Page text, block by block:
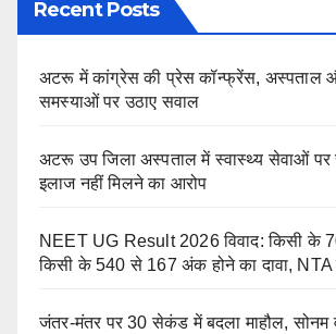
Recent Posts
अटरू में कांग्रेस की प्रेस कॉन्फ्रेंस, अस्पताल
समस्याओं पर उठाए सवाल
अटरू उप जिला अस्पताल में स्वास्थ्य सेवाओं पर
इलाज नहीं मिलने का आरोप
NEET UG Result 2026 विवाद: किसी के
किसी के 540 से 167 अंक होने का दावा, NTA
जंतर-मंतर पर 30 सेकंड में बदला माहौल, सोनम